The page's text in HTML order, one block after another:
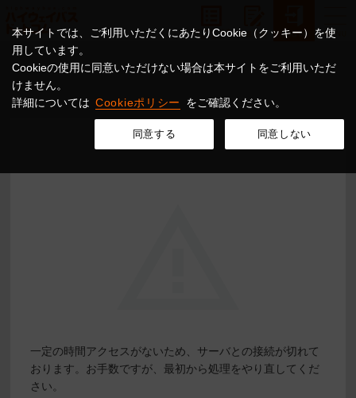
本サイトでは、ご利用いただくにあたりCookie（クッキー）を使
用しています。
Cookieの使用に同意いただけない場合は本サイトをご利用いただ
けません。
詳細については Cookieポリシー をご確認ください。
同意する 同意しない
一定の時間アクセスがないため、サーバとの接続が切れて
おります。お手数ですが、最初から処理をやり直してくだ
さい。